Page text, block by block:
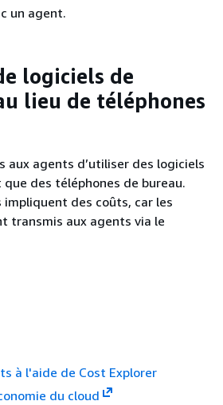
un agent.
logiciels de
lieu de téléphones
aux agents d’utiliser des logiciels
des téléphones de bureau.
impliquent des coûts, car les
transmis aux agents via le
à l'aide de Cost Explorer
du cloud